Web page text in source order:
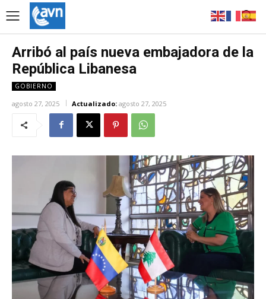
Arribó al país nueva embajadora de la
República Libanesa
GOBIERNO
agosto 27, 2025 Actualizado: agosto 27, 2025